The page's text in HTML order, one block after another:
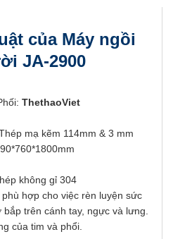
của Máy ngồi
JA-2900
ThethaoViet
mạ kẽm 114mm & 3 mm
không gỉ 304
hợp cho việc rèn luyện sức
trên cánh tay, ngực và lưng.
của tim và phổi.